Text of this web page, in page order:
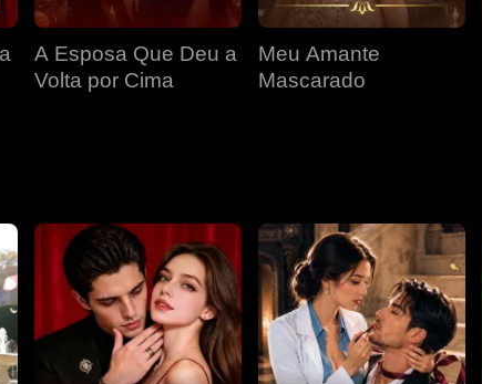
A Esposa Que Deu a
Volta por Cima
Meu Amante
Mascarado